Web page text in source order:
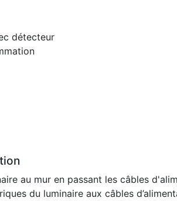
détecteur
au mur en passant les câbles
du luminaire aux câbles